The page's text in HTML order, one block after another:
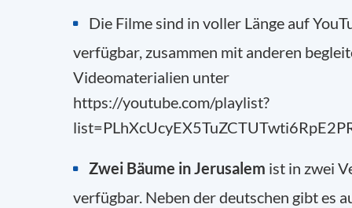
Die Filme sind in voller Länge auf
verfügbar, zusammen mit anderen
Videomaterialien unter
https://youtube.com/playlist?
Zwei Bäume in Jerusalem ist in zwei
verfügbar. Neben der deutschen gibt es